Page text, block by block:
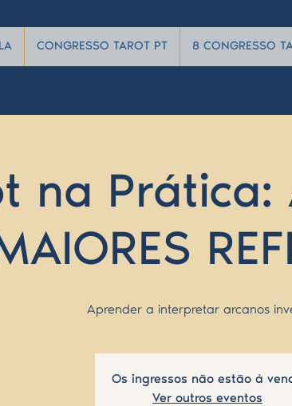
CONGRESSO TAROT PT 8 CONGRESSO
na Prática:
Aprender a interpretar arcanos
Os ingressos não estão à
Ver outros eventos